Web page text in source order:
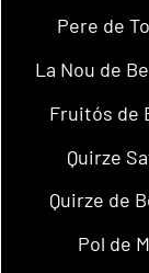
Pere de
La Nou de
Fruitós de
Quirze
Quirze de
Pol de